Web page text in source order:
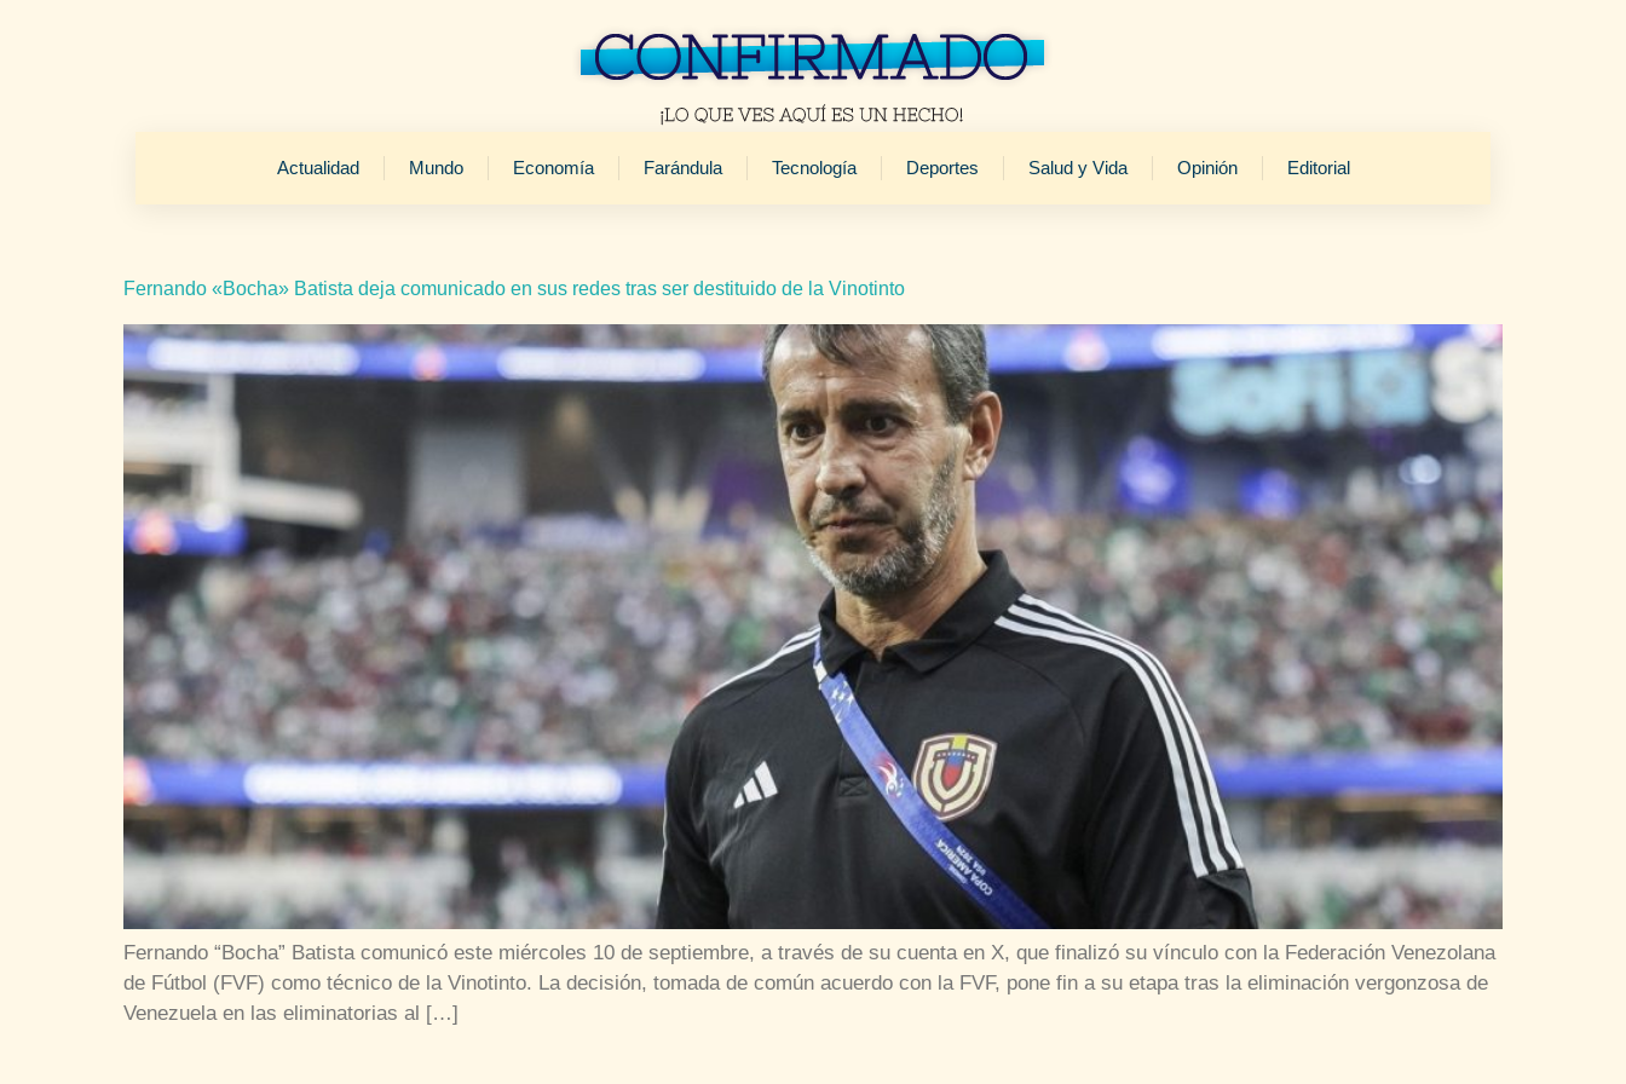
Actualidad Mundo Economía Farándula Tecnología Deportes Salud y Vida Opinión Editorial
Fernando «Bocha» Batista deja comunicado en sus redes tras ser destituido de la Vinotinto
Fernando “Bocha” Batista comunicó este miércoles 10 de septiembre, a través de su cuenta en X, que finalizó su vínculo con la Federación Venezolana
de Fútbol (FVF) como técnico de la Vinotinto. La decisión, tomada de común acuerdo con la FVF, pone fin a su etapa tras la eliminación vergonzosa de
Venezuela en las eliminatorias al […]